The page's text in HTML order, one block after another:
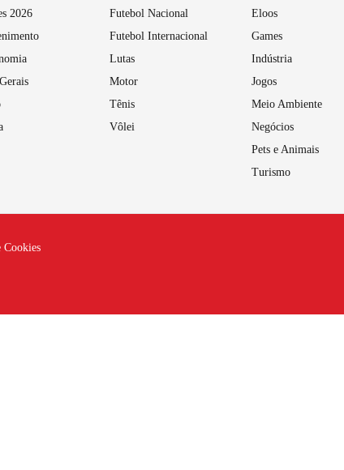
2026
Futebol Nacional
Futebol Internacional
Lutas
Motor
Tênis
Vôlei
Eloos
Games
Indústria
Jogos
Meio Ambiente
Negócios
Pets e Animais
Turismo
Cookies